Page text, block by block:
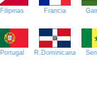
Filipinas Francia
Portugal R.Dominicana